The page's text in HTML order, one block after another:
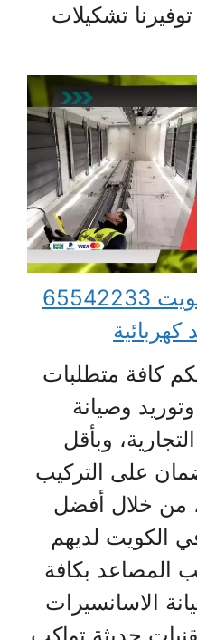
توفيرنا تشكيلات
صيانة مصاعد في الكويت 65542233
كافة متطلبات
وصيانة
وبأقل
على التركيب
سنوات، من خلال أفضل
الكويت لديهم
المصاعد بكافة
الاسانسيرات